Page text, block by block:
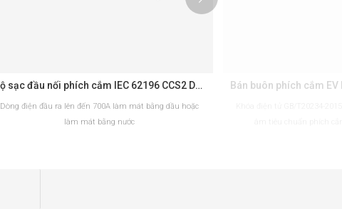
Bộ sạc đầu nối phích cắm IEC 62196 CCS2 DC EV cho trạm sạc EV
Dòng điện đầu ra lên đến 700A làm mát bằng dầu hoặc
làm mát bằng nước